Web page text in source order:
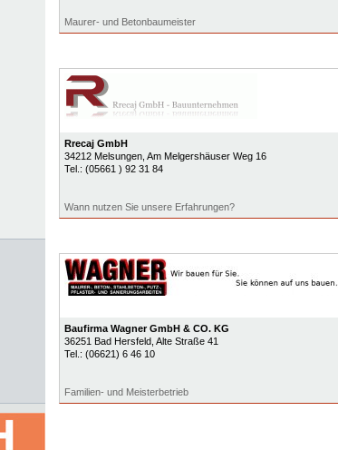
Maurer- und Betonbaumeister
Rrecaj GmbH
34212 Melsungen, Am Melgershäuser Weg 16
Tel.: (05661 ) 92 31 84
Wann nutzen Sie unsere Erfahrungen?
Baufirma Wagner GmbH & CO. KG
36251 Bad Hersfeld, Alte Straße 41
Tel.: (06621) 6 46 10
Familien- und Meisterbetrieb